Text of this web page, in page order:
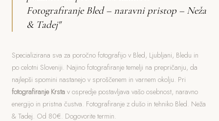
Fotografiranje Bled – naravni pristop – Neža
& Tadej"
Specializirana sva za poročno fotografijo v Bled, Ljubljani, Bledu in
po celotni Sloveniji. Najino fotografiranje temelji na prepričanju, da
najlepši spomini nastanejo v sproščenem in varnem okolju. Pri
fotografiranje Krsta v ospredje postavljava vašo osebnost, naravno
energijo in pristna čustva. Fotografiranje z dušo in tehniko Bled. Neža
& Tadej. Od 80€. Dogovorite termin.